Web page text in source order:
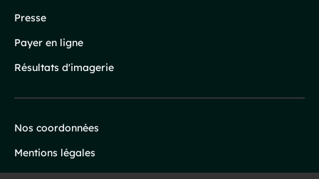
Presse
Payer en ligne
Résultats d'imagerie
Infos
Nos coordonnées
Mentions légales